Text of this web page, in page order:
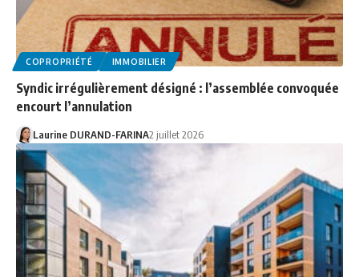
COPROPRIÉTÉ IMMOBILIER
Syndic irrégulièrement désigné : l’assemblée convoquée
encourt l’annulation
Laurine DURAND-FARINA2 juillet 2026